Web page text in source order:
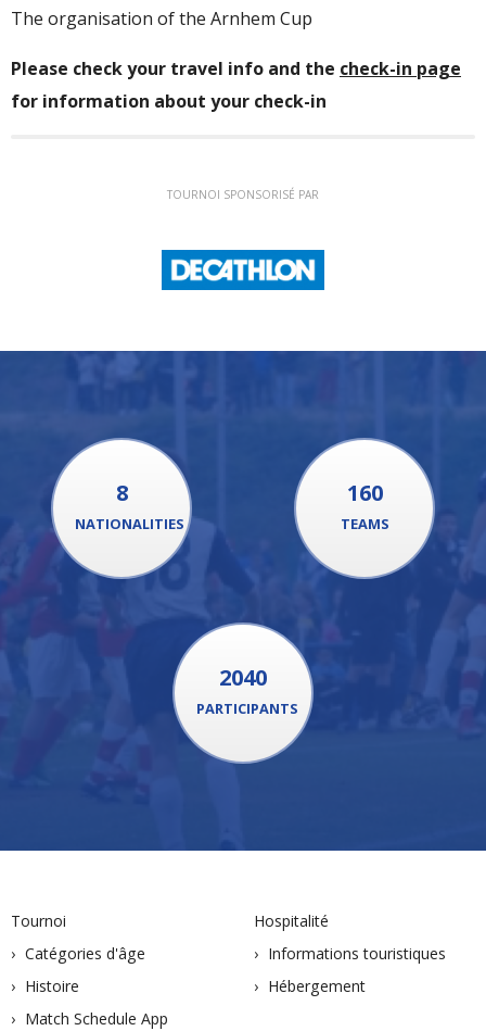
The organisation of the Arnhem Cup
Please check your travel info and the check-in page
for information about your check-in
TOURNOI SPONSORISÉ PAR
8
NATIONALITIES
160
TEAMS
2040
PARTICIPANTS
Tournoi
Catégories d'âge
Histoire
Match Schedule App
Hospitalité
Informations touristiques
Hébergement